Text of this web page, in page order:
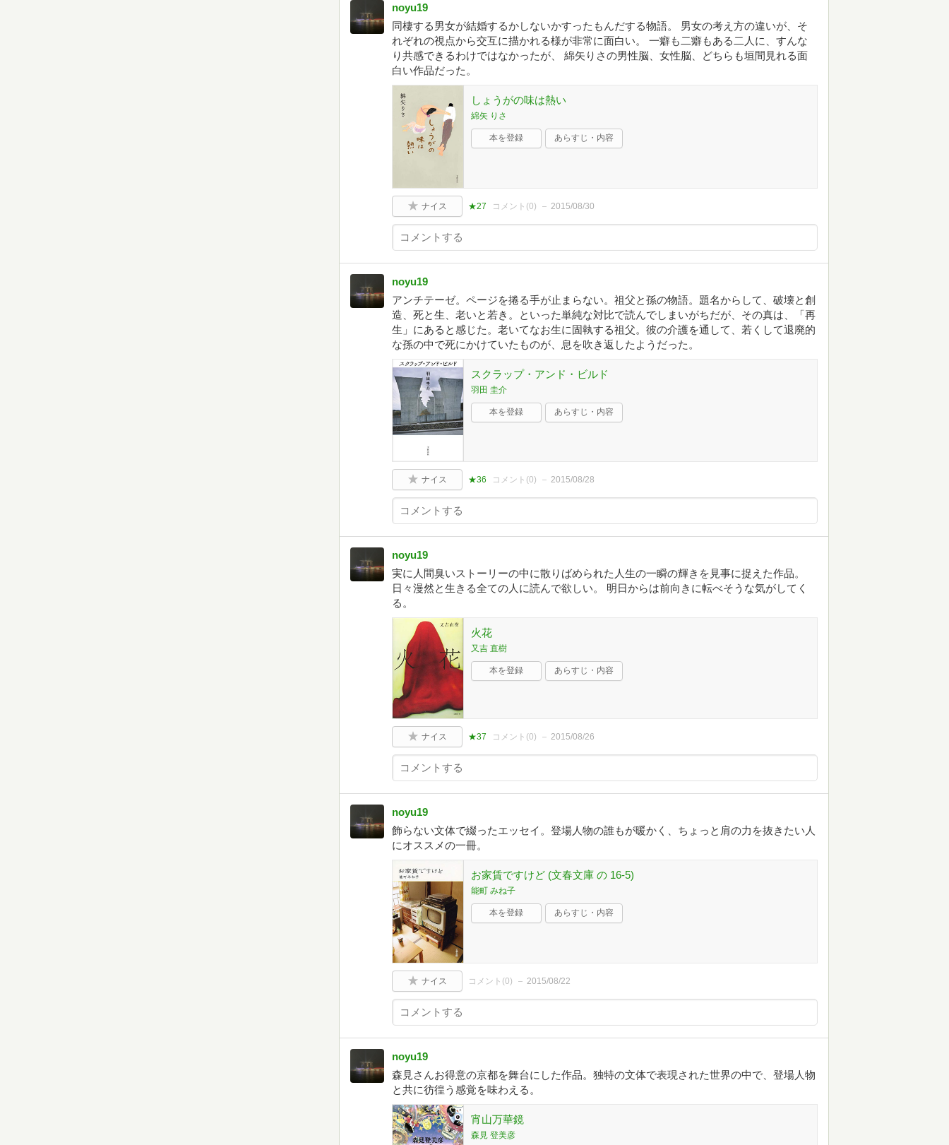
noyu19
同棲する男女が結婚するかしないかすったもんだする物語。 男女の考え方の違いが、そ
れぞれの視点から交互に描かれる様が非常に面白い。 一癖も二癖もある二人に、すんな
り共感できるわけではなかったが、 綿矢りさの男性脳、女性脳、どちらも垣間見れる面
白い作品だった。
しょうがの味は熱い
綿矢 りさ
本を登録 あらすじ・内容
ナイス ★27 コメント(0) 2015/08/30
noyu19
アンチテーゼ。ページを捲る手が止まらない。祖父と孫の物語。題名からして、破壊と創
造、死と生、老いと若き。といった単純な対比で読んでしまいがちだが、その真は、「再
生」にあると感じた。老いてなお生に固執する祖父。彼の介護を通して、若くして退廃的
な孫の中で死にかけていたものが、息を吹き返したようだった。
スクラップ・アンド・ビルド
羽田 圭介
本を登録 あらすじ・内容
ナイス ★36 コメント(0) 2015/08/28
noyu19
実に人間臭いストーリーの中に散りばめられた人生の一瞬の輝きを見事に捉えた作品。
日々漫然と生きる全ての人に読んで欲しい。 明日からは前向きに転べそうな気がしてく
る。
火花
又吉 直樹
本を登録 あらすじ・内容
ナイス ★37 コメント(0) 2015/08/26
noyu19
飾らない文体で綴ったエッセイ。登場人物の誰もが暖かく、ちょっと肩の力を抜きたい人
にオススメの一冊。
お家賃ですけど (文春文庫 の 16-5)
能町 みね子
本を登録 あらすじ・内容
ナイス コメント(0) 2015/08/22
noyu19
森見さんお得意の京都を舞台にした作品。独特の文体で表現された世界の中で、登場人物
と共に彷徨う感覚を味わえる。
宵山万華鏡
森見 登美彦